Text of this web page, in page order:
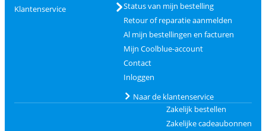
Klantenservice
Status van mijn bestelling
Retour of reparatie aanmelden
Al mijn bestellingen en facturen
Mijn Coolblue-account
Contact
Inloggen
Naar de klantenservice
Zakelijk bestellen
Zakelijke cadeaubonnen